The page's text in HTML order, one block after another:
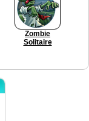
Zombie
Solitaire